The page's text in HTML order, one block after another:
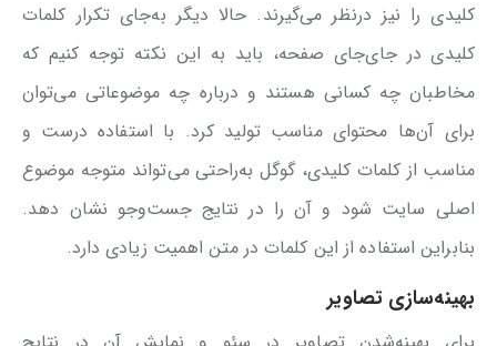
کلیدی را نیز درنظر می‌گیرند. حالا دیگر به‌جای تکرار کلمات
کلیدی در جای‌جای صفحه، باید به این نکته توجه کنیم که
مخاطبان چه کسانی هستند و درباره چه موضوعاتی می‌توان
برای آن‌ها محتوای مناسب تولید کرد. با استفاده درست و
مناسب از کلمات کلیدی، گوگل به‌راحتی می‌تواند متوجه موضوع
اصلی سایت شود و آن را در نتایج جست‌وجو نشان دهد.
بنابراین استفاده از این کلمات در متن اهمیت زیادی دارد.
بهینه‌سازی تصاویر